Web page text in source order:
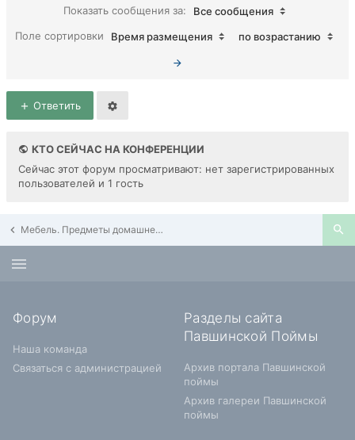
Показать сообщения за:
Все сообщения
Поле сортировки
Время размещения по возрастанию
Ответить
КТО СЕЙЧАС НА КОНФЕРЕНЦИИ
Сейчас этот форум просматривают: нет зарегистрированных
пользователей и 1 гость
Мебель. Предметы домашнего обихода. Часы. Посуда
Форум
Наша команда
Связаться с администрацией
Разделы сайта
Павшинской Поймы
Архив портала Павшинской
поймы
Архив галереи Павшинской
поймы